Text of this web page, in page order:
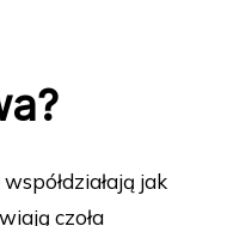
jak
czoła